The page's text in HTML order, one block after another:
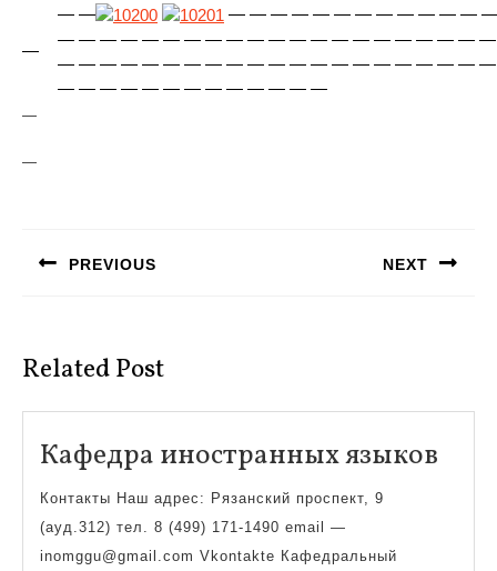
—
— —
— — — — — — — — — — — —
— — — — — — — — — — — — — — — — — — — —
— — — — — — — — — — — — — — — — — — — —
— — — — — — — — — — — — —
—
—
записям
PREVIOUS NEXT
Related Post
Кафедра иностранных языков
Контакты Наш адрес: Рязанский проспект, 9
(ауд.312) тел. 8 (499) 171-1490 email —
inomggu@gmail.com Vkontakte Кафедральный